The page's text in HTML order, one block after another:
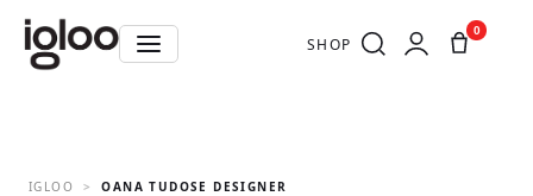
SHOP
0
IGLOO OANA TUDOSE DESIGNER